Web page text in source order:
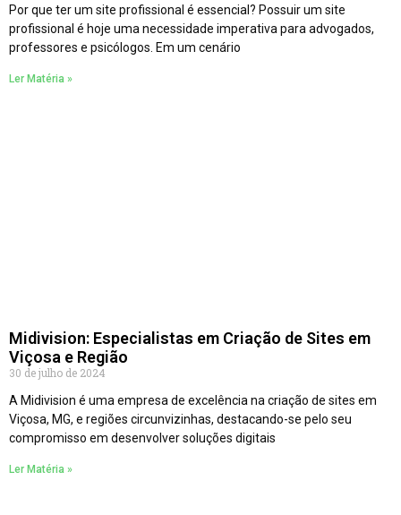
Por que ter um site profissional é essencial? Possuir um site
profissional é hoje uma necessidade imperativa para advogados,
professores e psicólogos. Em um cenário
Ler Matéria »
Midivision: Especialistas em Criação de Sites em
Viçosa e Região
30 de julho de 2024
A Midivision é uma empresa de excelência na criação de sites em
Viçosa, MG, e regiões circunvizinhas, destacando-se pelo seu
compromisso em desenvolver soluções digitais
Ler Matéria »